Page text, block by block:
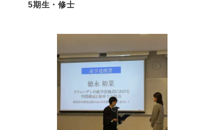
5期生・修士